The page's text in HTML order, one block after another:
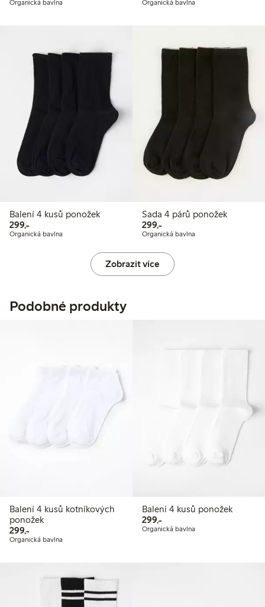
Organická bavlna Organická bavlna
Balení 4 kusů ponožek
299,-299,00 Kč
Organická bavlna
Sada 4 párů ponožek
299,-299,00 Kč
Organická bavlna
Zobrazit více
Podobné produkty
Balení 4 kusů kotníkových
ponožek
299,-299,00 Kč
Organická bavlna
Balení 4 kusů ponožek
299,-299,00 Kč
Organická bavlna